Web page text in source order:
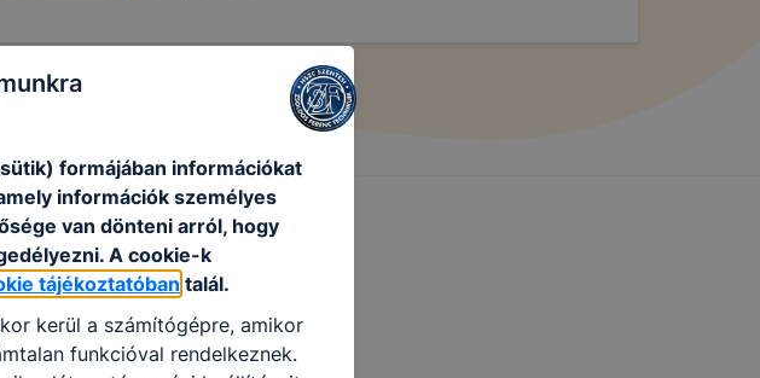
formájában információkat
információk személyes
van dönteni arról, hogy
A cookie-k
tájékoztatóban talál.
kerül a számítógépre, amikor
funkcióval rendelkeznek.